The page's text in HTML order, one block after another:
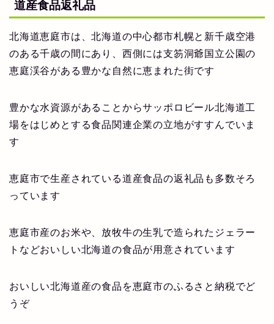
道産食品返礼品
北海道恵庭市は、北海道の中心都市札幌と新千歳空港
のある千歳の間にあり、西側には支笏洞爺国立公園の
恵庭渓谷がある豊かな自然に恵まれた街です
豊かな水資源があることからサッポロビール北海道工
場をはじめとする食品関連企業の立地がすすんでいま
す
恵庭市で生産されている道産食品の返礼品も多数そろ
っています
恵庭市産のお米や、放牧牛の生乳で造られたジェラー
トなどおいしい北海道の食品が用意されています
おいしい北海道産の食品を恵庭市のふるさと納税でど
うぞ